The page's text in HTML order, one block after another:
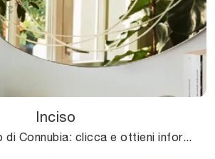
Inciso
Specchio Inciso di Connubia: clicca e ottieni informazioni sui Complementi e specchi moderni senza cornice del rinomato brand!